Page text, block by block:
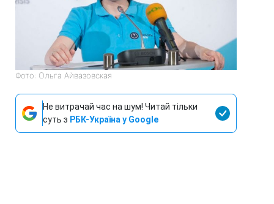
Фото: Ольга Айвазовская
Не витрачай час на шум! Читай тільки
суть з РБК-Україна у Google